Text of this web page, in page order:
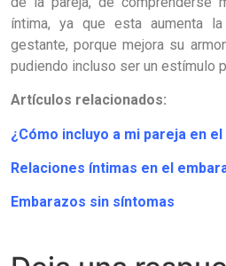
íntima, ya que esta aumenta
gestante, porque mejora su
pudiendo incluso ser un estímulo
Artículos relacionados:
¿Cómo incluyo a mi pareja en
Relaciones íntimas en el
Embarazos sin síntomas